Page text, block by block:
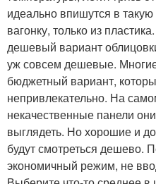
идеально впишутся в
вагонку, только из
дешевый вариант
уж совсем дешевые.
бюджетный вариант,
непривлекательно. На
некачественные панели
выглядеть. Но хорошие и
будут смотреться дешево.
экономичный режим, не